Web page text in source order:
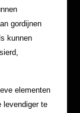
gordijnen
kunnen
elementen
levendiger te